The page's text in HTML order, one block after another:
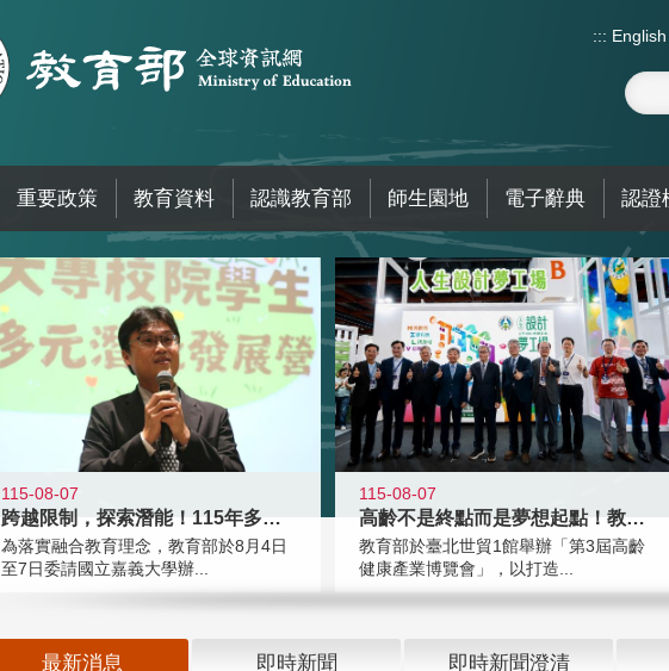
::: English
重要政策 教育資料 認識教育部 師生園地 電子辭典 認證
115-08-07
跨越限制，探索潛能！115年多元潛
為落實融合教育理念，教育部於8月4日
至7日委請國立嘉義大學辦...
115-08-07
高齡不是終點而是夢想起點！教育部打
教育部於臺北世貿1館舉辦「第3屆高齡
健康產業博覽會」，以打造...
最新消息 即時新聞 即時新聞澄清